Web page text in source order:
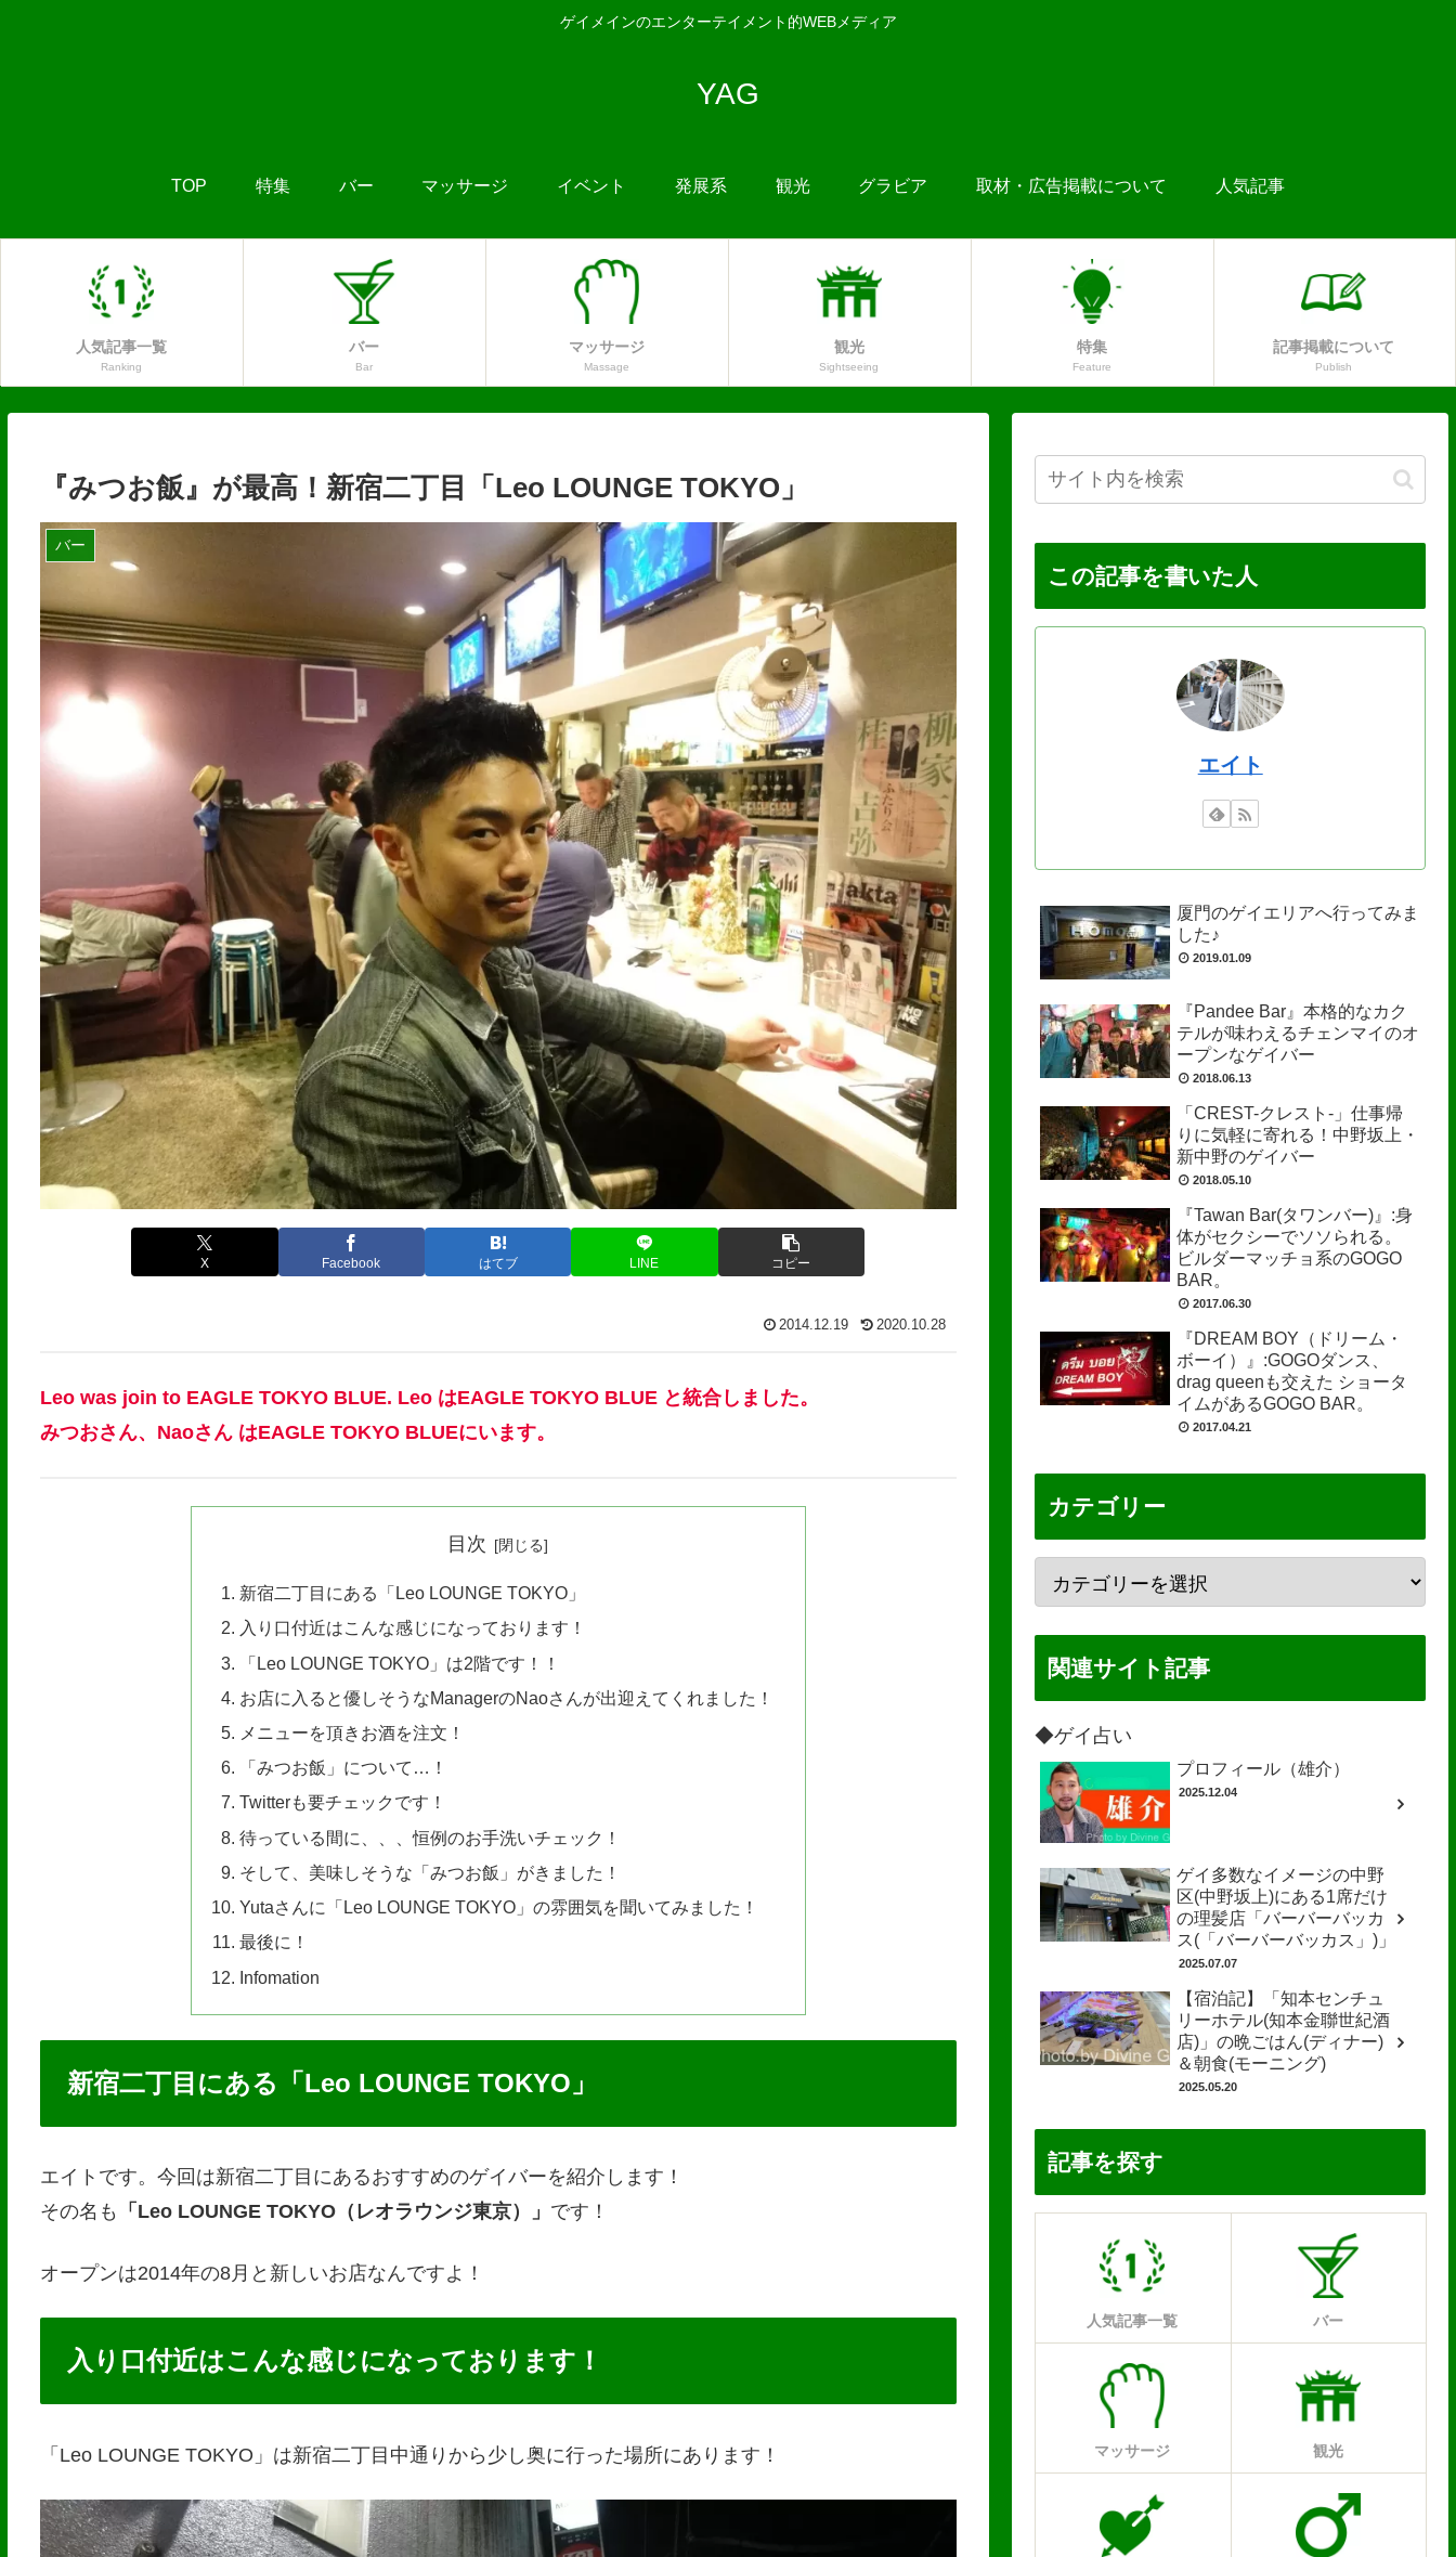
ゲイメインのエンターテイメント的WEBメディア
YAG
TOP 特集 バー マッサージ イベント 発展系 観光 グラビア 取材・広告掲載について 人気記事
人気記事一覧
Ranking
バー
Bar
マッサージ
Massage
観光
Sightseeing
特集
Feature
記事掲載について
Publish
『みつお飯』が最高！新宿二丁目「Leo LOUNGE TOKYO」
バー
X Facebook はてブ LINE コピー
2014.12.19 2020.10.28
Leo was join to EAGLE TOKYO BLUE. Leo はEAGLE TOKYO BLUE と統合しました。
みつおさん、Naoさん はEAGLE TOKYO BLUEにいます。
目次
新宿二丁目にある「Leo LOUNGE TOKYO」
入り口付近はこんな感じになっております！
「Leo LOUNGE TOKYO」は2階です！！
お店に入ると優しそうなManagerのNaoさんが出迎えてくれました！
メニューを頂きお酒を注文！
「みつお飯」について…！
Twitterも要チェックです！
待っている間に、、、恒例のお手洗いチェック！
そして、美味しそうな「みつお飯」がきました！
Yutaさんに「Leo LOUNGE TOKYO」の雰囲気を聞いてみました！
最後に！
Infomation
新宿二丁目にある「Leo LOUNGE TOKYO」
エイトです。今回は新宿二丁目にあるおすすめのゲイバーを紹介します！
その名も
「Leo LOUNGE TOKYO（レオラウンジ東京）」 です！
オープンは2014年の8月と新しいお店なんですよ！
入り口付近はこんな感じになっております！
「Leo LOUNGE TOKYO」は新宿二丁目中通りから少し奥に行った場所にあります！
この記事を書いた人
エイト
厦門のゲイエリアへ行ってみま
した♪
2019.01.09
『Pandee Bar』本格的なカク
テルが味わえるチェンマイのオ
ープンなゲイバー
2018.06.13
「CREST-クレスト-」仕事帰
りに気軽に寄れる！中野坂上・
新中野のゲイバー
2018.05.10
『Tawan Bar(タワンバー)』:身
体がセクシーでソソられる。
ビルダーマッチョ系のGOGO
BAR。
2017.06.30
『DREAM BOY（ドリーム・
ボーイ）』:GOGOダンス、
drag queenも交えた ショータ
イムがあるGOGO BAR。
2017.04.21
カテゴリー
関連サイト記事
◆ゲイ占い
プロフィール（雄介）
2025.12.04
ゲイ多数なイメージの中野
区(中野坂上)にある1席だけ
の理髪店「バーバーバッカ
ス(「バーバーバッカス」)」
2025.07.07
【宿泊記】「知本センチュ
リーホテル(知本金聯世紀酒
店)」の晩ごはん(ディナー)
＆朝食(モーニング)
2025.05.20
記事を探す
人気記事一覧 バー
マッサージ 観光